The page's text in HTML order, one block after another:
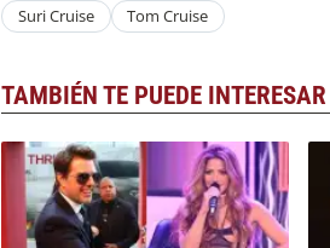
Suri Cruise Tom Cruise
TAMBIÉN TE PUEDE INTERESAR